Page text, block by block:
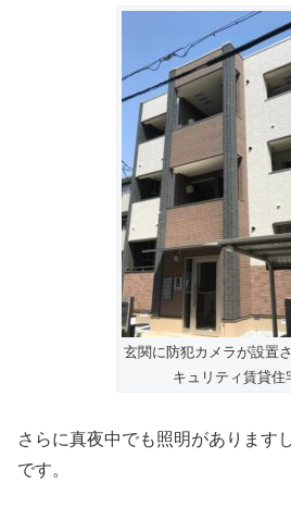
玄関に防犯カメラが設置
キュリティ賃貸住
さらに真夜中でも照明があります
です。